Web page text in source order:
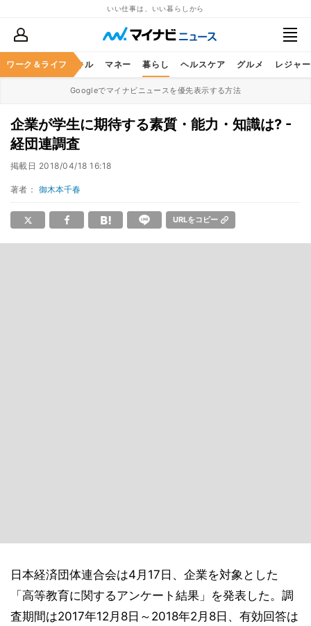
いい仕事は、いい暮らしから
ワーク＆ライフ
ア ビジネススキル マネー 暮らし ヘルスケア グルメ レジャー
Googleでマイナビニュースを優先表示する方法
企業が学生に期待する素質・能力・知識は? -
経団連調査
掲載日 2018/04/18 16:18
著者： 御木本千春
URLをコピー
日本経済団体連合会は4月17日、企業を対象とした
「高等教育に関するアンケート結果」を発表した。調
査期間は2017年12月8日～2018年2月8日、有効回答は